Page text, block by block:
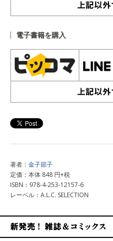
電子書籍を購入
著者： 金子節子
定価：本体 848 円+税
ISBN：978-4-253-12157-6
レーベル：A.L.C. SELECTION